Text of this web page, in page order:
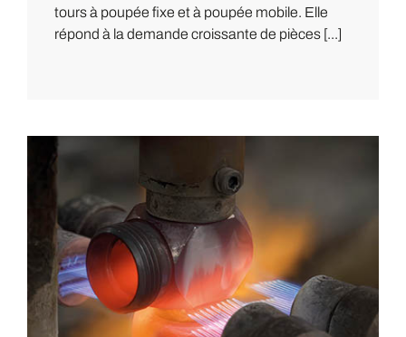
tours à poupée fixe et à poupée mobile. Elle
répond à la demande croissante de pièces [...]